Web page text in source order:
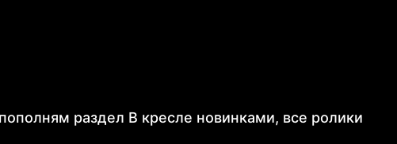
раздел В кресле новинками, все ролики